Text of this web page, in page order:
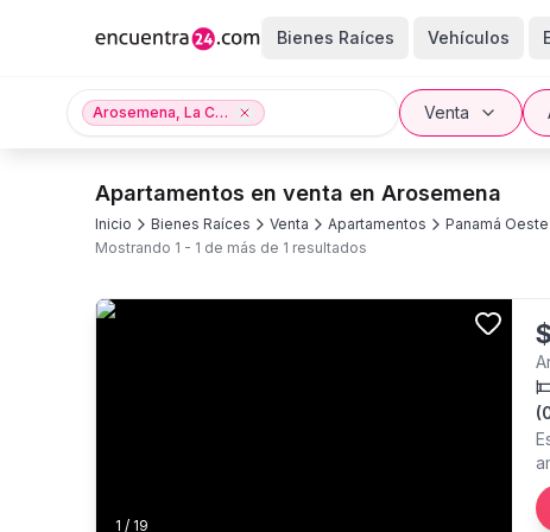
Bienes Raíces Vehículos
Arosemena, La Chorrera, Panamá Oeste Venta
Apartamentos en venta en Arosemena
Inicio Bienes Raíces Venta Apartamentos Panamá Oeste
Mostrando 1 - 1 de más de 1 resultados
1 / 19
$